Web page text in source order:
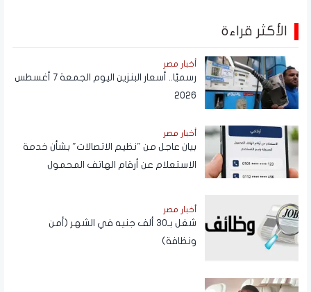
الأكثر قراءة
أخبار مصر
رسميًا.. أسعار البنزين اليوم الجمعة 7 أغسطس
2026
أخبار مصر
بيان عاجل من "نظيم الاتصالات" بشأن خدمة
الاستعلام عن أرقام الهاتف المحمول
أخبار مصر
شغل بـ30 ألف جنيه في الشهر (أمن
ونظافة)